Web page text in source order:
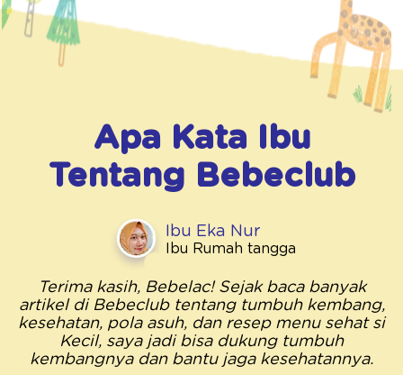
Apa Kata Ibu
Tentang Bebeclub
Ibu Eka Nur
Ibu Rumah tangga
Terima kasih, Bebelac! Sejak baca banyak
artikel di Bebeclub tentang tumbuh kembang,
kesehatan, pola asuh, dan resep menu sehat si
Kecil, saya jadi bisa dukung tumbuh
kembangnya dan bantu jaga kesehatannya.